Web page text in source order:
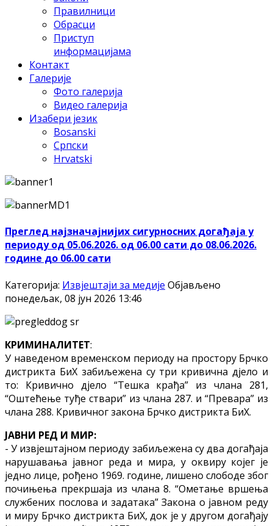
Правилници
Обрасци
Приступ
информацијама
Контакт
Галерије
Фото галерија
Видео галерија
Изабери језик
Bosanski
Српски
Hrvatski
Преглед најзначајнијих сигурносних догађаја у
периоду од 05.06.2026. од 06.00 сати до 08.06.2026.
године до 06.00 сати
Категорија: Извјештаји за медије Објављено
понедељак, 08 јун 2026 13:46
КРИМИНАЛИТЕТ:
У наведеном временском периоду на простору Брчко
дистрикта БиХ забиљежена су три кривична дјело и
то: Кривично дјело “Тешка крађа” из члана 281,
“Оштећење туђе ствари” из члана 287. и “Превара” из
члана 288. Кривичног закона Брчко дистрикта БиХ.
ЈАВНИ РЕД И МИР:
- У извјештајном периоду забиљежена су два догађаја
нарушавања јавног реда и мира, у оквиру којег је
једно лице, рођено 1969. године, лишено слободе због
почињења прекршаја из члана 8. “Ометање вршења
службених послова и задатака” Закона о јавном реду
и миру Брчко дистрикта БиХ, док је у другом догађају